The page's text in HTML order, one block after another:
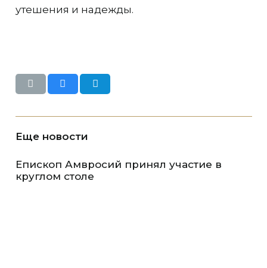
утешения и надежды.
Еще новости
Епископ Амвросий принял участие в
круглом столе